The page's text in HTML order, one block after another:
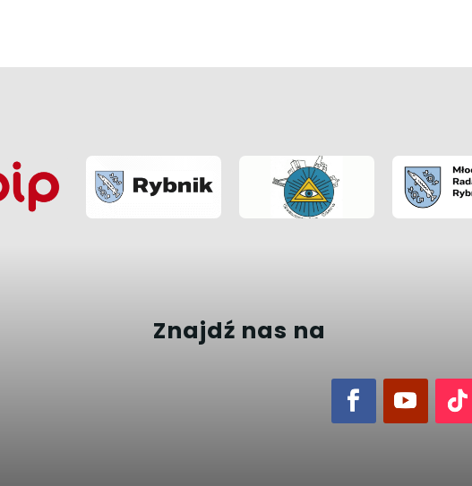
Znajdź nas na